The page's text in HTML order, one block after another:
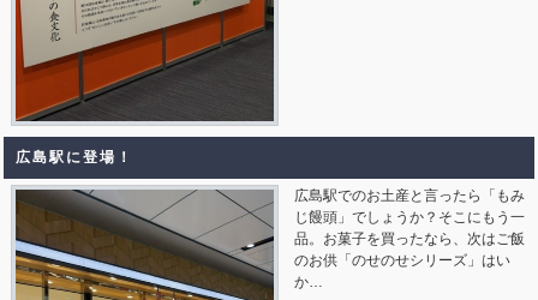
広島駅に登場！
広島駅でのお土産と言ったら「もみ
じ饅頭」でしょうか？そこにもう一
品。お菓子を買ったなら、次はご飯
のお供「のせのせシリーズ」はい
か…